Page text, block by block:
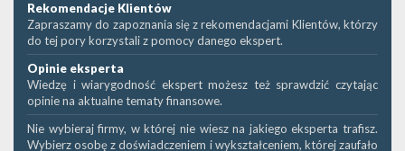
Rekomendacje Klientów
Zapraszamy do zapoznania się z rekomendacjami Klientów, którzy
do tej pory korzystali z pomocy danego ekspert.
Opinie eksperta
Wiedzę i wiarygodność ekspert możesz też sprawdzić czytając
opinie na aktualne tematy finansowe.
Nie wybieraj firmy, w której nie wiesz na jakiego eksperta trafisz.
Wybierz osobę z doświadczeniem i wykształceniem, której zaufało